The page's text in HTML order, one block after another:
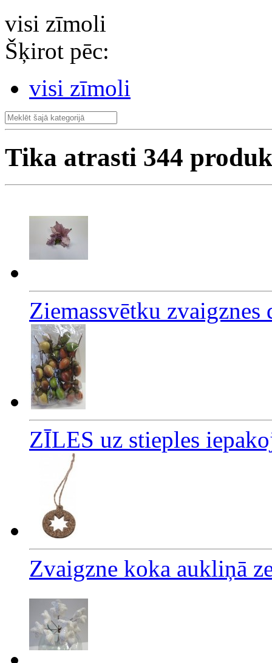
visi zīmoli
Šķirot pēc:
visi zīmoli
Tika atrasti 344
Ziemassvētku zvaigznes
ZĪLES uz stieples
Zvaigzne koka aukliņā